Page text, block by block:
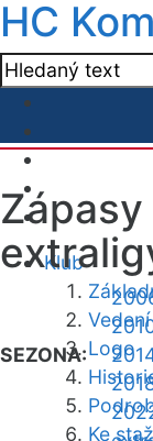
HC
Klub
Logo
Ke
Zápasy
SEZONA: